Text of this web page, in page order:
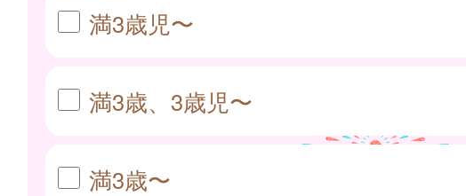
満3歳児〜
満3歳、3歳児〜
満3歳〜